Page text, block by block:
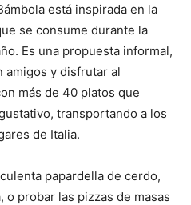
está inspirada en la
se consume durante la
Es una propuesta informal,
amigos y disfrutar al
más de 40 platos que
transportando a los
de Italia.
papardella de cerdo,
probar las pizzas de masas